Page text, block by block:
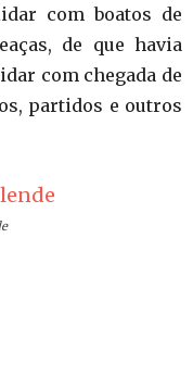
com boatos de
de que havia
com chegada de
partidos e outros